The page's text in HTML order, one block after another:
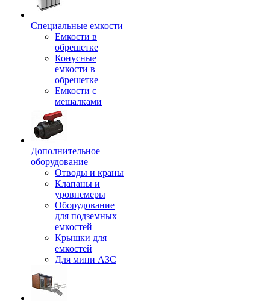
Специальные емкости
Емкости в
обрешетке
Конусные
емкости в
обрешетке
Емкости с
мешалками
Дополнительное
оборудование
Отводы и краны
Клапаны и
уровнемеры
Оборудование
для подземных
емкостей
Крышки для
емкостей
Для мини АЗС